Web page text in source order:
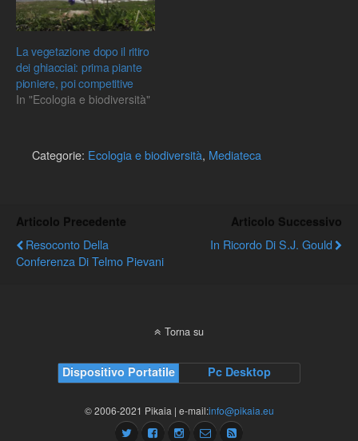
La vegetazione dopo il ritiro
dei ghiacciai: prima piante
pioniere, poi competitive
In "Ecologia e biodiversità"
Categorie: Ecologia e biodiversità, Mediateca
Articolo Precedente
Resoconto Della
Conferenza Di Telmo Pievani
Articolo Successivo
In Ricordo Di S.J. Gould
Torna su
Dispositivo Portatile Pc Desktop
© 2006-2021 Pikaia | e-mail:info@pikaia.eu